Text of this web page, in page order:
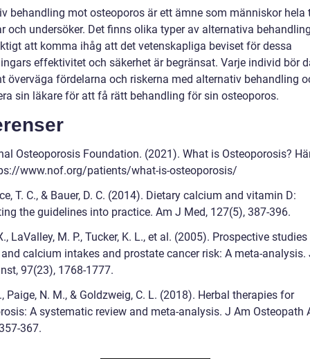
behandling mot osteoporos är ett ämne som människor hela
och undersöker. Det finns olika typer av alternativa
att komma ihåg att det vetenskapliga beviset för dessa
effektivitet och säkerhet är begränsat. Varje individ bör
överväga fördelarna och riskerna med alternativ behandling
sin läkare för att få rätt behandling för sin osteoporos.
Osteoporosis Foundation. (2021). What is Osteoporosis?
www.nof.org/patients/what-is-osteoporosis/
T. C., & Bauer, D. C. (2014). Dietary calcium and vitamin D:
the guidelines into practice. Am J Med, 127(5), 387-396.
LaValley, M. P., Tucker, K. L., et al. (2005). Prospective
calcium intakes and prostate cancer risk: A meta-analysis.
97(23), 1768-1777.
Paige, N. M., & Goldzweig, C. L. (2018). Herbal therapies for
A systematic review and meta-analysis. J Am Osteopath
367.